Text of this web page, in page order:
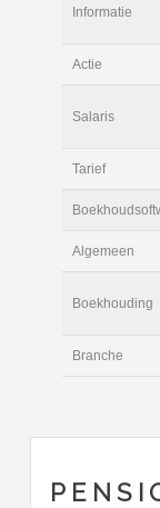
Actie
Tarief